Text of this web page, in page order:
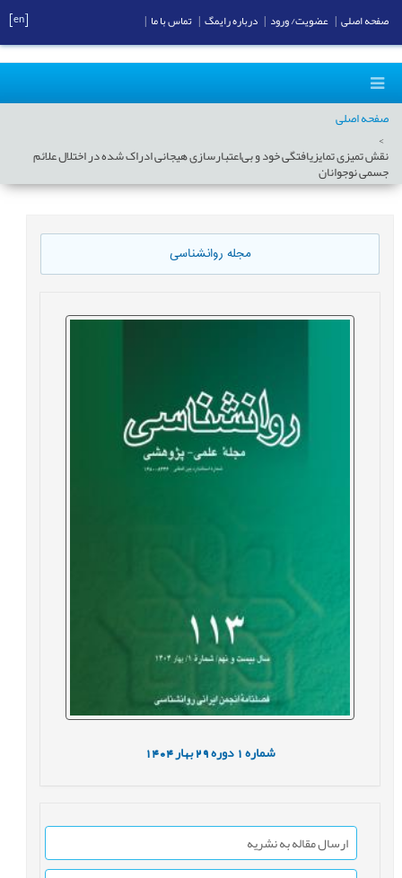
صفحه اصلی
نقش تمیزی تمایزیافتگی خود و بی‌اعتبارسازی هیجانی ادراک شده در اختلال علائم
جسمی نوجوانان
مجله روانشناسی
شماره1 دوره29 بهار1404
ارسال مقاله به نشریه
صفحه اصلی عضویت/ ورود درباره رایمگ تماس با ما